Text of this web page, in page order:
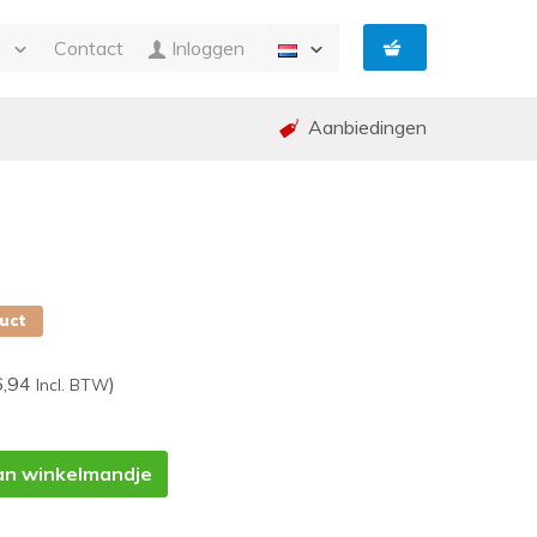
Contact Inloggen
Aanbiedingen
Incl. BTW)
winkelmandje